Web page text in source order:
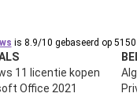
is 8.9/10 gebaseerd op
11 licentie kopen
Office 2021